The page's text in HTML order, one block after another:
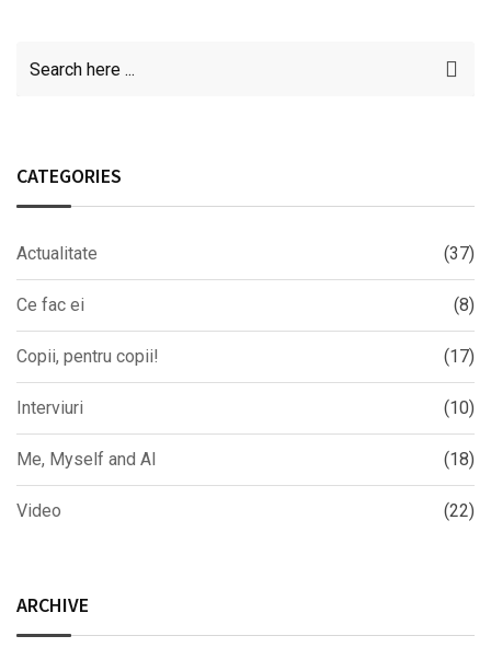
CATEGORIES
Actualitate (37)
Ce fac ei (8)
Copii, pentru copii! (17)
Interviuri (10)
Me, Myself and AI (18)
Video (22)
ARCHIVE